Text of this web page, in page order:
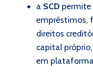
a SCD permite
empréstimos,
direitos
capital
em